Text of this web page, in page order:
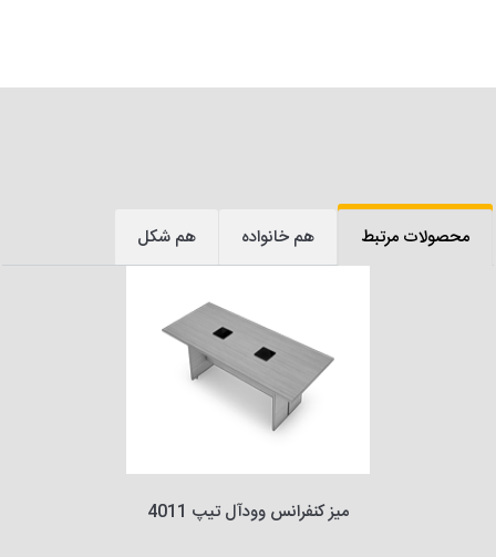
محصولات مرتبط هم خانواده هم شکل
میز کنفرانس وودآل تیپ 4011